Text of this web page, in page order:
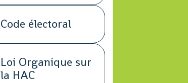
Code électoral
Loi Organique sur
la HAC